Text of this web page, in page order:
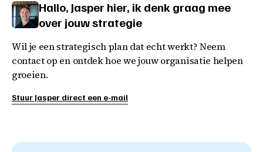
Hallo, Jasper hier, ik denk graag mee
over jouw strategie
Wil je een strategisch plan dat echt werkt? Neem
contact op en ontdek hoe we jouw organisatie helpen
groeien.
Stuur Jasper direct een e-mail